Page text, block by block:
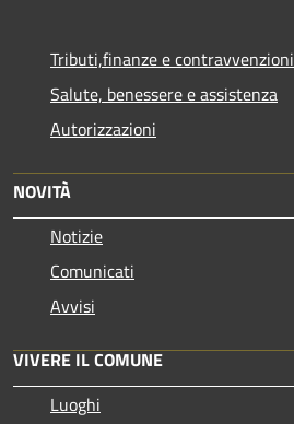
Tributi,finanze e contravvenzioni
Salute, benessere e assistenza
Autorizzazioni
NOVITÀ
Notizie
Comunicati
Avvisi
VIVERE IL COMUNE
Luoghi